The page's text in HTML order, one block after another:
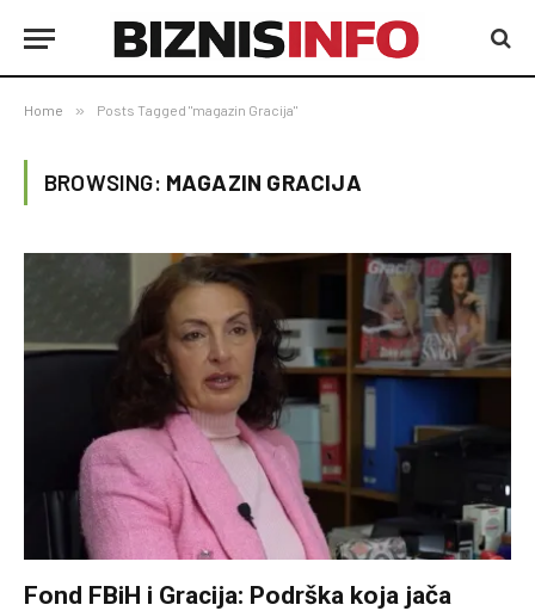
Home » Posts Tagged "magazin Gracija"
BROWSING: MAGAZIN GRACIJA
Fond FBiH i Gracija: Podrška koja jača